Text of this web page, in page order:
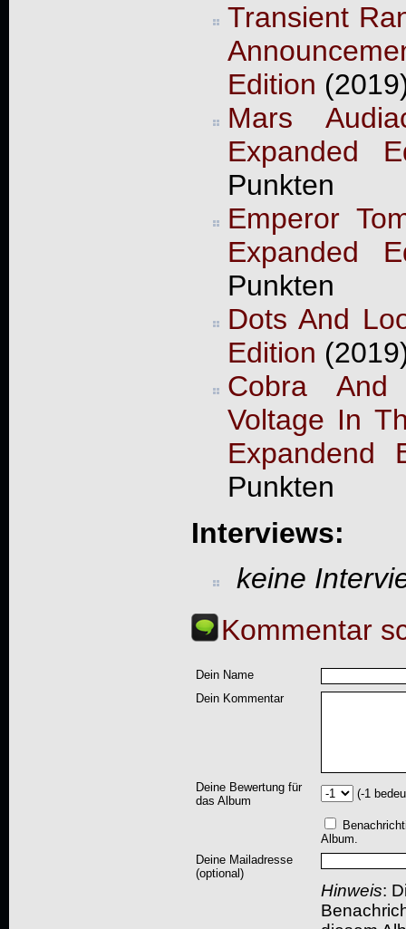
Transient
Edition
Mars
Expanded
Punkten
Emperor
Expanded
Punkten
Dots And
Edition
Cobra
Voltage In
Expandend
Punkten
Interviews:
keine
Kommentar
Dein Name
Dein Kommentar
Deine Bewertung für
das Album
(-1
Album.
Deine Mailadresse
(optional)
Hinweis: